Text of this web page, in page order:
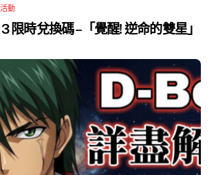
動
限時兌換碼 –「覺醒! 逆命的雙星」